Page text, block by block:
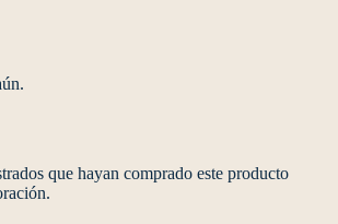
que hayan comprado este producto